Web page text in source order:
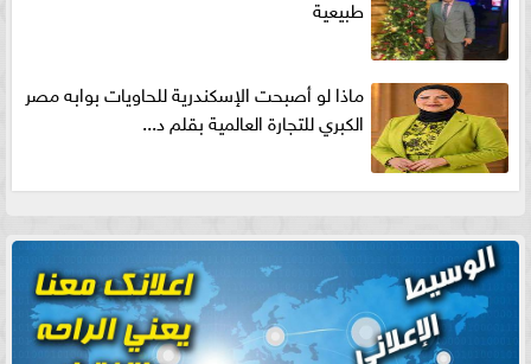
طبيعية
ماذا لو أصبحت الإسكندرية للحاويات بوابه مصر
الكبري للتجارة العالمية بقلم د...